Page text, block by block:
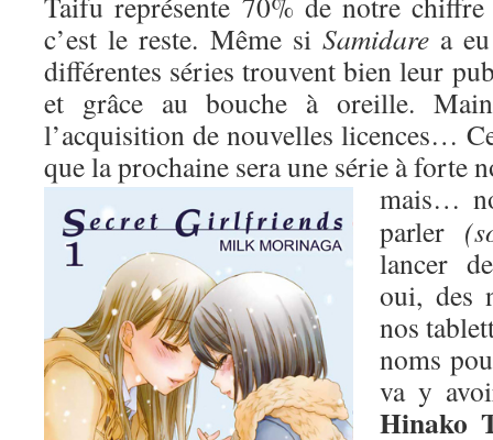
c’est le reste. Même si Samidarea eu
différentes séries trouvent bien leur
et grâce au bouche à oreille.
l’acquisition de nouvelles licences…
que la prochaine sera une série à forte
mais…
parler
lancer
oui, des
nos
noms
va y
Hinako